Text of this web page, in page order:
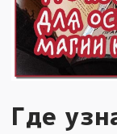
Где